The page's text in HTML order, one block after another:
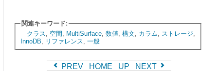
関連キーワード:
クラス
空間 MultiSurface, 数値, 構文 カラム ストレージ
InnoDB
リファレンス 一般
PREV HOME UP NEXT